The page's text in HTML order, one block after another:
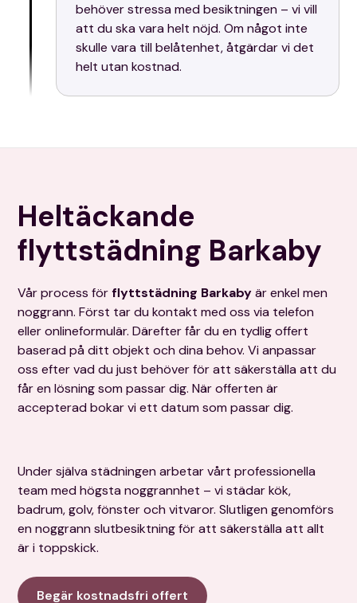
behöver stressa med besiktningen – vi vill
att du ska vara helt nöjd. Om något inte
skulle vara till belåtenhet, åtgärdar vi det
helt utan kostnad.
Heltäckande
flyttstädning Barkaby
Vår process förflyttstädning Barkabyär enkel men
noggrann. Först tar du kontakt med oss via telefon
eller onlineformulär. Därefter får du en tydlig offert
baserad på ditt objekt och dina behov. Vi anpassar
oss efter vad du just behöver för att säkerställa att du
får en lösning som passar dig. När offerten är
accepterad bokar vi ett datum som passar dig.
Under själva städningen arbetar vårt professionella
team med högsta noggrannhet – vi städar kök,
badrum, golv, fönster och vitvaror. Slutligen genomförs
en noggrann slutbesiktning för att säkerställa att allt
är i toppskick.
Begär kostnadsfri offert